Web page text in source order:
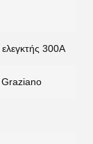
300A
Graziano